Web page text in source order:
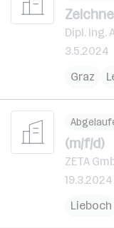
Dipl.
3.5.2024
Graz
(m/f/d)
ZETA
19.3.2024
Lieboch